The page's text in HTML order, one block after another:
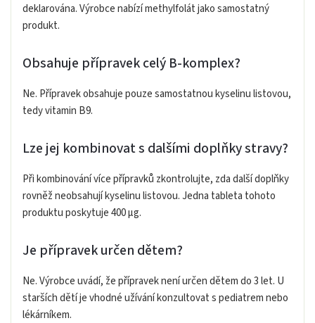
deklarována. Výrobce nabízí methylfolát jako samostatný
produkt.
Obsahuje přípravek celý B-komplex?
Ne. Přípravek obsahuje pouze samostatnou kyselinu listovou,
tedy vitamin B9.
Lze jej kombinovat s dalšími doplňky stravy?
Při kombinování více přípravků zkontrolujte, zda další doplňky
rovněž neobsahují kyselinu listovou. Jedna tableta tohoto
produktu poskytuje 400 µg.
Je přípravek určen dětem?
Ne. Výrobce uvádí, že přípravek není určen dětem do 3 let. U
starších dětí je vhodné užívání konzultovat s pediatrem nebo
lékárníkem.